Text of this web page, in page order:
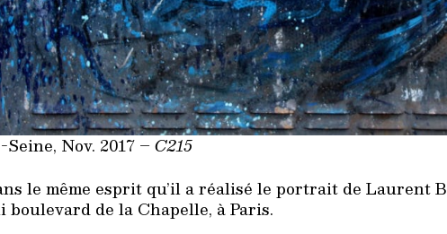
Nov. 2017 –C215
le même esprit qu’il a réalisé le portrait de Laurent
boulevard de la Chapelle, à Paris.